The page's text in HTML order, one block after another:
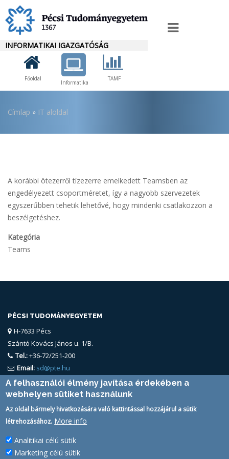
Ugrás
tartalomra
INFORMATIKAI IGAZGATÓSÁG
IT
Főoldal
Informatika
TAMF
Morzsa
Címlap IT aloldal
A korábbi ötezerről tízezerre emelkedett Teamsben az
engedélyezett csoportméretet, így a nagyobb szervezetek
egyszerűbben tehetik lehetővé, hogy mindenki csatlakozzon a
beszélgetéshez.
Kategória
Teams
PÉCSI TUDOMÁNYEGYETEM
H-7633 Pécs
Szántó Kovács János u. 1/B.
Tel.:+36-72/251-200
Email: sd@pte.hu
FELHASZNÁLÓ
A felhasználói élmény javítása érdekében a
webhelyen sütiket használunk
Az oldal bármely hivatkozására való kattintással hozzájárul a sütik
létrehozásához. More info
Analitikai célú sütik
Marketing célú sütik